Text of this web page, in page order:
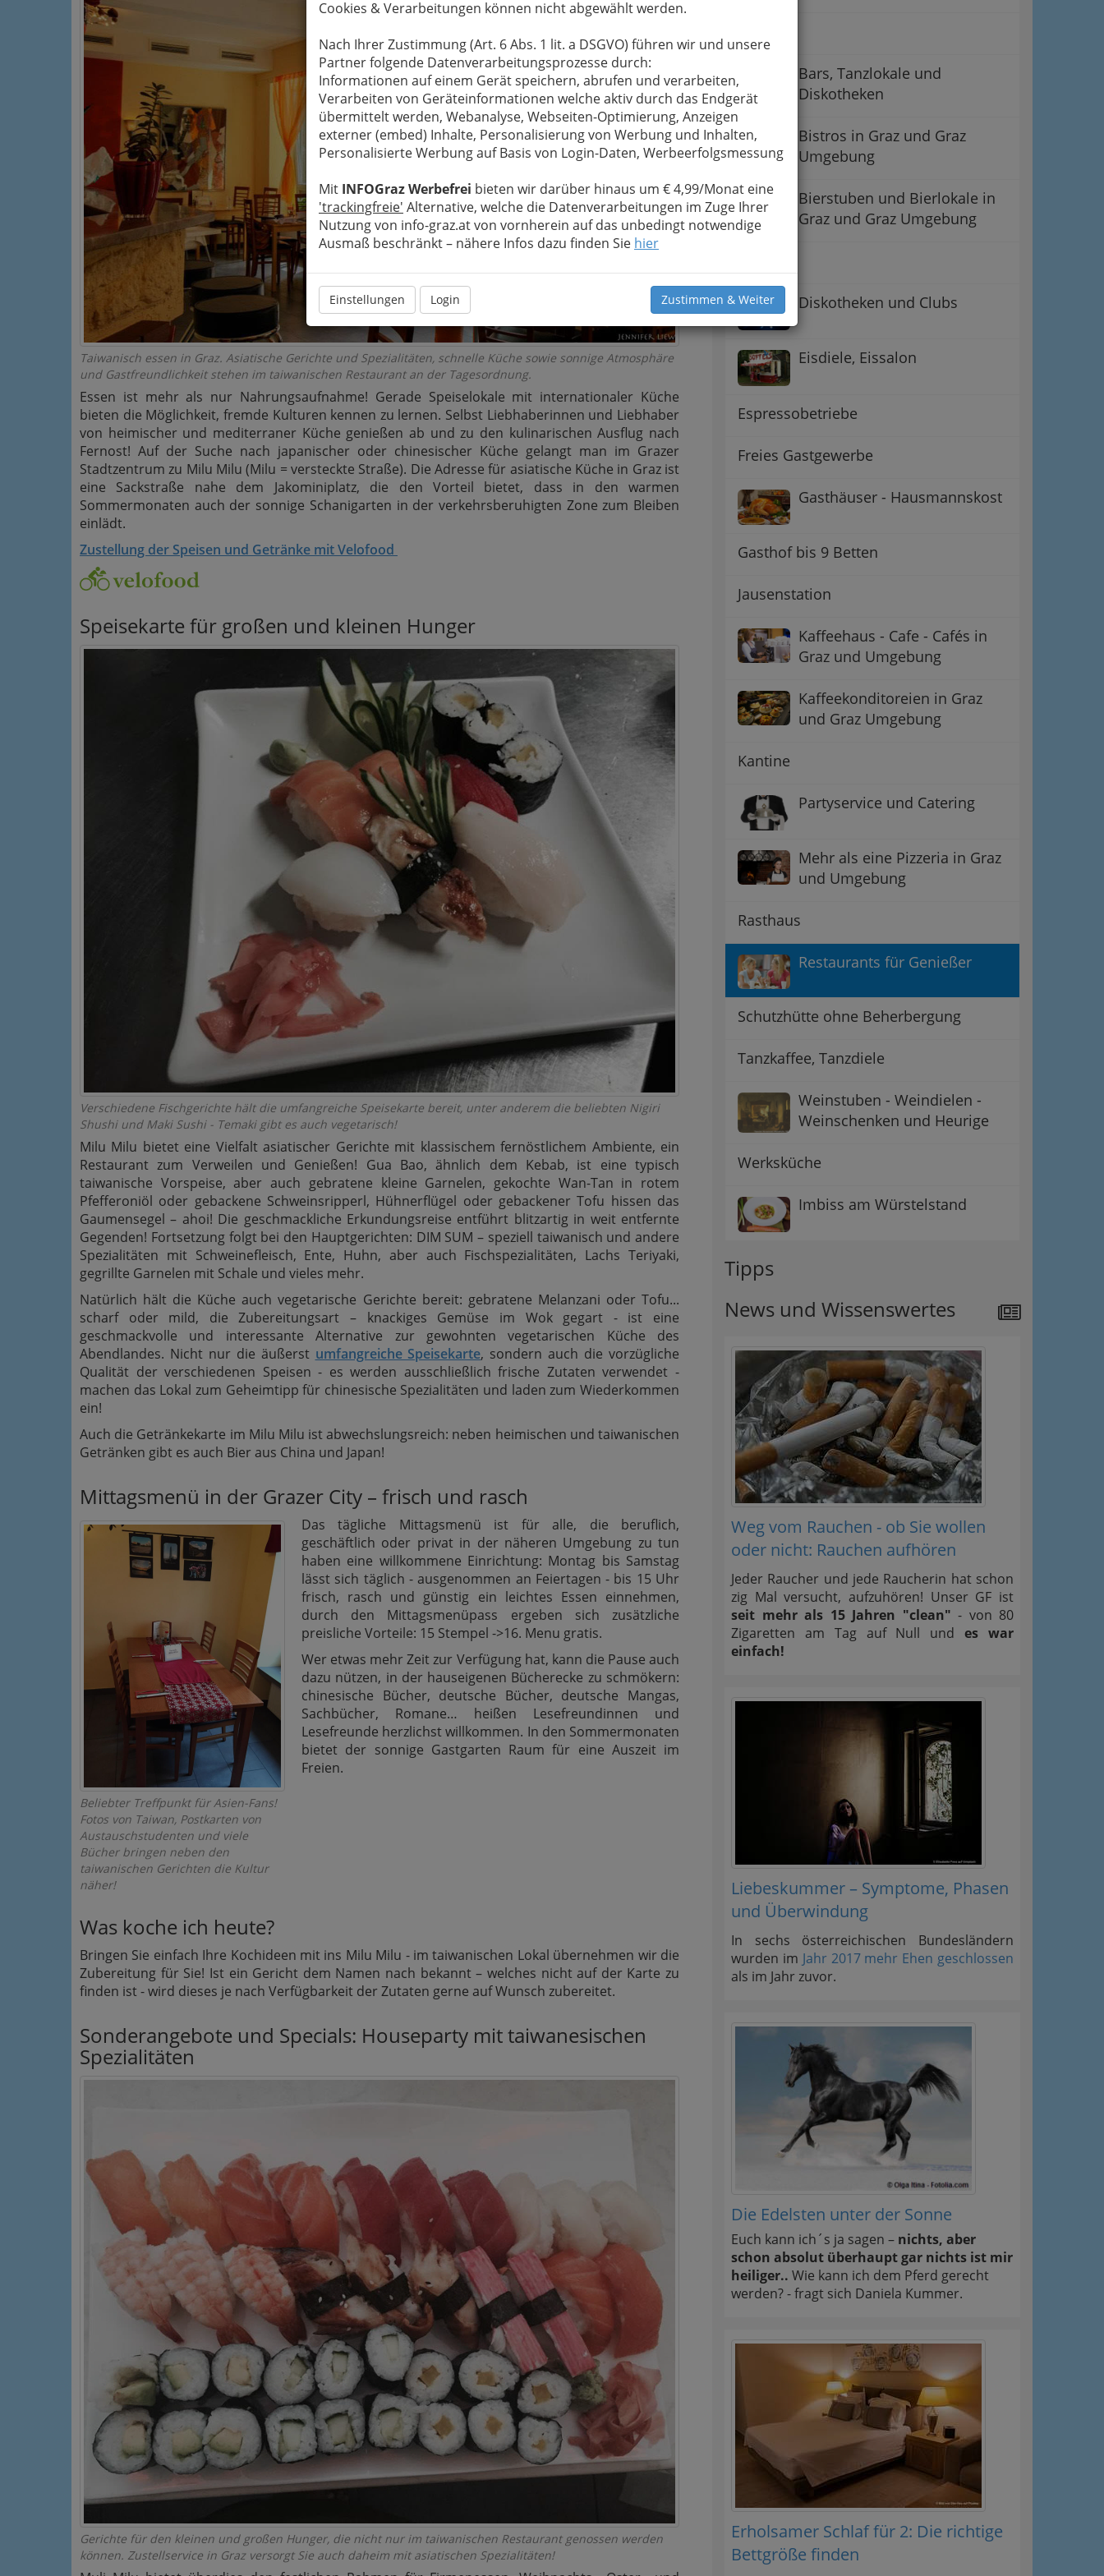
Cookies & Verarbeitungen können nicht abgewählt werden.
Nach Ihrer Zustimmung (Art. 6 Abs. 1 lit. a DSGVO) führen wir und unsere
Partner folgende Datenverarbeitungsprozesse durch:
Informationen auf einem Gerät speichern, abrufen und verarbeiten,
Verarbeiten von Geräteinformationen welche aktiv durch das Endgerät
übermittelt werden, Webanalyse, Webseiten-Optimierung, Anzeigen
externer (embed) Inhalte, Personalisierung von Werbung und Inhalten,
Personalisierte Werbung auf Basis von Login-Daten, Werbeerfolgsmessung
Mit INFOGraz Werbefrei bieten wir darüber hinaus um € 4,99/Monat eine
'trackingfreie' Alternative, welche die Datenverarbeitungen im Zuge Ihrer
Nutzung von info-graz.at von vornherein auf das unbedingt notwendige
Ausmaß beschränkt – nähere Infos dazu finden Sie hier
Einstellungen Login Zustimmen & Weiter
Taiwanisch essen in Graz. Asiatische Gerichte und Spezialitäten, schnelle Küche sowie sonnige Atmosphäre
und Gastfreundlichkeit stehen im taiwanischen Restaurant an der Tagesordnung.
Essen ist mehr als nur Nahrungsaufnahme! Gerade Speiselokale mit internationaler Küche
bieten die Möglichkeit, fremde Kulturen kennen zu lernen. Selbst Liebhaberinnen und Liebhaber
von heimischer und mediterraner Küche genießen ab und zu den kulinarischen Ausflug nach
Fernost! Auf der Suche nach japanischer oder chinesischer Küche gelangt man im Grazer
Stadtzentrum zu Milu Milu (Milu = versteckte Straße). Die Adresse für asiatische Küche in Graz ist
eine Sackstraße nahe dem Jakominiplatz, die den Vorteil bietet, dass in den warmen
Sommermonaten auch der sonnige Schanigarten in der verkehrsberuhigten Zone zum Bleiben
einlädt.
Zustellung der Speisen und Getränke mit Velofood
Speisekarte für großen und kleinen Hunger
Verschiedene Fischgerichte hält die umfangreiche Speisekarte bereit, unter anderem die beliebten Nigiri
Shushi und Maki Sushi - Temaki gibt es auch vegetarisch!
Milu Milu bietet eine Vielfalt asiatischer Gerichte mit klassischem fernöstlichem Ambiente, ein
Restaurant zum Verweilen und Genießen! Gua Bao, ähnlich dem Kebab, ist eine typisch
taiwanische Vorspeise, aber auch gebratene kleine Garnelen, gekochte Wan-Tan in rotem
Pfefferoniöl oder gebackene Schweinsripperl, Hühnerflügel oder gebackener Tofu hissen das
Gaumensegel – ahoi! Die geschmackliche Erkundungsreise entführt blitzartig in weit entfernte
Gegenden! Fortsetzung folgt bei den Hauptgerichten: DIM SUM – speziell taiwanisch und andere
Spezialitäten mit Schweinefleisch, Ente, Huhn, aber auch Fischspezialitäten, Lachs Teriyaki,
gegrillte Garnelen mit Schale und vieles mehr.
Natürlich hält die Küche auch vegetarische Gerichte bereit: gebratene Melanzani oder Tofu...
scharf oder mild, die Zubereitungsart – knackiges Gemüse im Wok gegart - ist eine
geschmackvolle und interessante Alternative zur gewohnten vegetarischen Küche des
Abendlandes. Nicht nur die äußerst umfangreiche Speisekarte, sondern auch die vorzügliche
Qualität der verschiedenen Speisen - es werden ausschließlich frische Zutaten verwendet -
machen das Lokal zum Geheimtipp für chinesische Spezialitäten und laden zum Wiederkommen
ein!
Auch die Getränkekarte im Milu Milu ist abwechslungsreich: neben heimischen und taiwanischen
Getränken gibt es auch Bier aus China und Japan!
Mittagsmenü in der Grazer City – frisch und rasch
Beliebter Treffpunkt für Asien-Fans!
Fotos von Taiwan, Postkarten von
Austauschstudenten und viele
Bücher bringen neben den
taiwanischen Gerichten die Kultur
näher!
Das tägliche Mittagsmenü ist für alle, die beruflich,
geschäftlich oder privat in der näheren Umgebung zu tun
haben eine willkommene Einrichtung: Montag bis Samstag
lässt sich täglich - ausgenommen an Feiertagen - bis 15 Uhr
frisch, rasch und günstig ein leichtes Essen einnehmen,
durch den Mittagsmenüpass ergeben sich zusätzliche
preisliche Vorteile: 15 Stempel ->16. Menu gratis.
Wer etwas mehr Zeit zur Verfügung hat, kann die Pause auch
dazu nützen, in der hauseigenen Bücherecke zu schmökern:
chinesische Bücher, deutsche Bücher, deutsche Mangas,
Sachbücher, Romane… heißen Lesefreundinnen und
Lesefreunde herzlichst willkommen. In den Sommermonaten
bietet der sonnige Gastgarten Raum für eine Auszeit im
Freien.
Was koche ich heute?
Bringen Sie einfach Ihre Kochideen mit ins Milu Milu - im taiwanischen Lokal übernehmen wir die
Zubereitung für Sie! Ist ein Gericht dem Namen nach bekannt – welches nicht auf der Karte zu
finden ist - wird dieses je nach Verfügbarkeit der Zutaten gerne auf Wunsch zubereitet.
Sonderangebote und Specials: Houseparty mit taiwanesischen
Spezialitäten
Gerichte für den kleinen und großen Hunger, die nicht nur im taiwanischen Restaurant genossen werden
können. Zustellservice in Graz versorgt Sie auch daheim mit asiatischen Spezialitäten!
Bars, Tanzlokale und
Diskotheken
Bistros in Graz und Graz
Umgebung
Bierstuben und Bierlokale in
Graz und Graz Umgebung
Diskotheken und Clubs
Eisdiele, Eissalon
Espressobetriebe
Freies Gastgewerbe
Gasthäuser - Hausmannskost
Gasthof bis 9 Betten
Jausenstation
Kaffeehaus - Cafe - Cafés in
Graz und Umgebung
Kaffeekonditoreien in Graz
und Graz Umgebung
Kantine
Partyservice und Catering
Mehr als eine Pizzeria in Graz
und Umgebung
Rasthaus
Restaurants für Genießer
Schutzhütte ohne Beherbergung
Tanzkaffee, Tanzdiele
Weinstuben - Weindielen -
Weinschenken und Heurige
Werksküche
Imbiss am Würstelstand
Tipps
News und Wissenswertes
Weg vom Rauchen - ob Sie wollen
oder nicht: Rauchen aufhören
Jeder Raucher und jede Raucherin hat schon
zig Mal versucht, aufzuhören! Unser GF ist
seit mehr als 15 Jahren "clean" - von 80
Zigaretten am Tag auf Null undes war
einfach!
Liebeskummer – Symptome, Phasen
und Überwindung
In sechs österreichischen Bundesländern
wurden im Jahr 2017 mehr Ehen geschlossen
als im Jahr zuvor.
Die Edelsten unter der Sonne
Euch kann ich´s ja sagen – nichts, aber
schon absolut überhaupt gar nichts ist mir
heiliger.. Wie kann ich dem Pferd gerecht
werden? - fragt sich Daniela Kummer.
Erholsamer Schlaf für 2: Die richtige
Bettgröße finden